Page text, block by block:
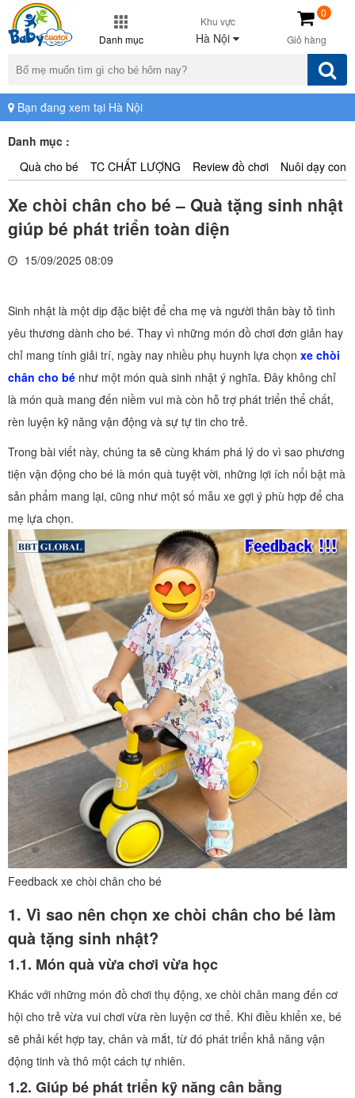
Danh mục
Khu vực
Hà Nội Giỏ hàng
0
Bạn đang xem tại Hà Nội
Danh mục :
Quà cho bé
TC CHẤT LƯỢNG Review đồ chơi Nuôi dạy con
Xe chòi chân cho bé – Quà tặng sinh nhật
giúp bé phát triển toàn diện
15/09/2025 08:09
Sinh nhật là một dịp đặc biệt để cha mẹ và người thân bày tỏ tình
yêu thương dành cho bé. Thay vì những món đồ chơi đơn giản hay
chỉ mang tính giải trí, ngày nay nhiều phụ huynh lựa chọn xe chòi
chân cho bé như một món quà sinh nhật ý nghĩa. Đây không chỉ
là món quà mang đến niềm vui mà còn hỗ trợ phát triển thể chất,
rèn luyện kỹ năng vận động và sự tự tin cho trẻ.
Trong bài viết này, chúng ta sẽ cùng khám phá lý do vì sao phương
tiện vận động cho bé là món quà tuyệt vời, những lợi ích nổi bật mà
sản phẩm mang lại, cũng như một số mẫu xe gợi ý phù hợp để cha
mẹ lựa chọn.
Feedback xe chòi chân cho bé
1. Vì sao nên chọn xe chòi chân cho bé làm
quà tặng sinh nhật?
1.1. Món quà vừa chơi vừa học
Khác với những món đồ chơi thụ động, xe chòi chân mang đến cơ
hội cho trẻ vừa vui chơi vừa rèn luyện cơ thể. Khi điều khiển xe, bé
sẽ phải kết hợp tay, chân và mắt, từ đó phát triển khả năng vận
động tinh và thô một cách tự nhiên.
1.2. Giúp bé phát triển kỹ năng cân bằng